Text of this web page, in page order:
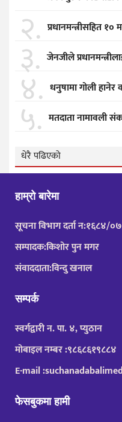
२. प्रधानमन्त्रीसहित १०
३. जेनजीले
४. धनुषामा गोली हानेर
५. मतदाता नामावली
धेरै पढिएको
हाम्रो बारेमा
सूचना विभाग दर्ता न:१६८४/
सम्पादक:किशोर पुन मगर
संवाददाता:विन्दु खनाल
सम्पर्क
स्वर्गद्वारी न. पा. ४, प्युठान
मोबाइल नम्बर :९८६८६१९८८४
E-mail
फेसबुकमा हामी